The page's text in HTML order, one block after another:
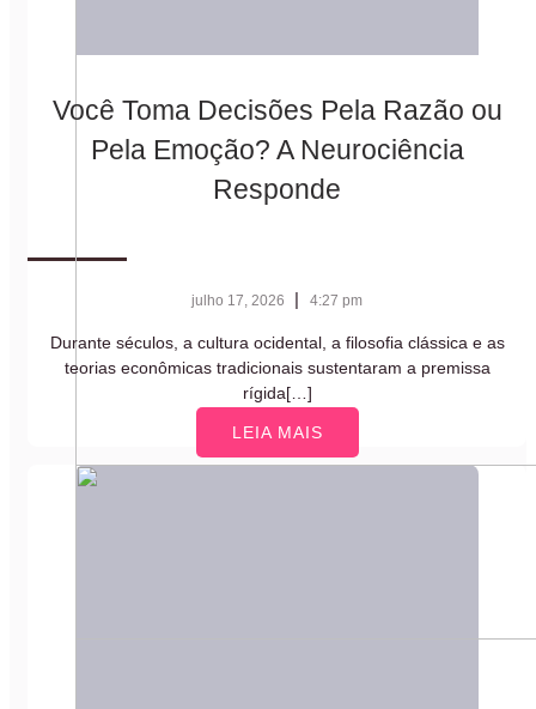
Você Toma Decisões Pela Razão ou
Pela Emoção? A Neurociência
Responde
julho 17, 2026 | 4:27 pm
Durante séculos, a cultura ocidental, a filosofia clássica e as
teorias econômicas tradicionais sustentaram a premissa
rígida[…]
LEIA MAIS